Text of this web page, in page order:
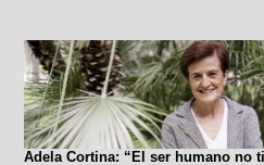
Adela Cortina: “El ser humano no